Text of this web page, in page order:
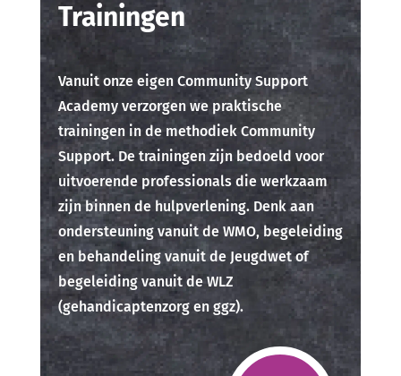
Trainingen
Vanuit onze eigen Community Support
Academy verzorgen we praktische
trainingen in de methodiek Community
Support. De trainingen zijn bedoeld voor
uitvoerende professionals die werkzaam
zijn binnen de hulpverlening. Denk aan
ondersteuning vanuit de WMO, begeleiding
en behandeling vanuit de Jeugdwet of
begeleiding vanuit de WLZ
(gehandicaptenzorg en ggz).